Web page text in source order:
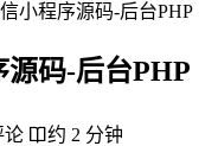
小程序源码-后台PHP
码-后台PHP
论 约 2 分钟